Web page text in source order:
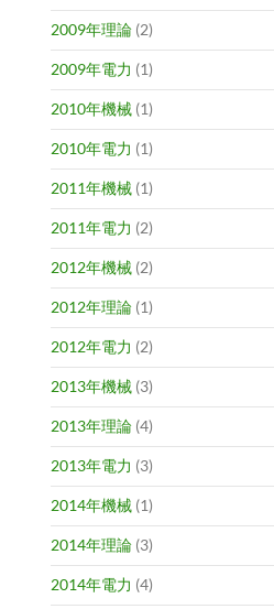
2009年理論 (2)
2009年電力 (1)
2010年機械 (1)
2010年電力 (1)
2011年機械 (1)
2011年電力 (2)
2012年機械 (2)
2012年理論 (1)
2012年電力 (2)
2013年機械 (3)
2013年理論 (4)
2013年電力 (3)
2014年機械 (1)
2014年理論 (3)
2014年電力 (4)